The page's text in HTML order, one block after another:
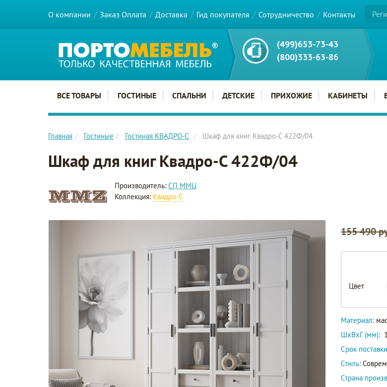
О компании Заказ Оплата Доставка Гид покупателя Сотрудничество Контакты
(499)653-73-43
(800)333-63-86
Главное меню сайта
ВСЕ ТОВАРЫ ГОСТИНЫЕ СПАЛЬНИ ДЕТСКИЕ ПРИХОЖИЕ КАБИНЕТЫ
Главная Гостиные Гостиная КВАДРО-С Шкаф для книг Квадро-С 422Ф/04
Шкаф для книг Квадро-С 422Ф/04
Производитель: СП ММЦ
Коллекция: Квадро-С
155 490
Цвет
Материал:
ШxВxГ (мм):
Срок
Стиль:
Страна